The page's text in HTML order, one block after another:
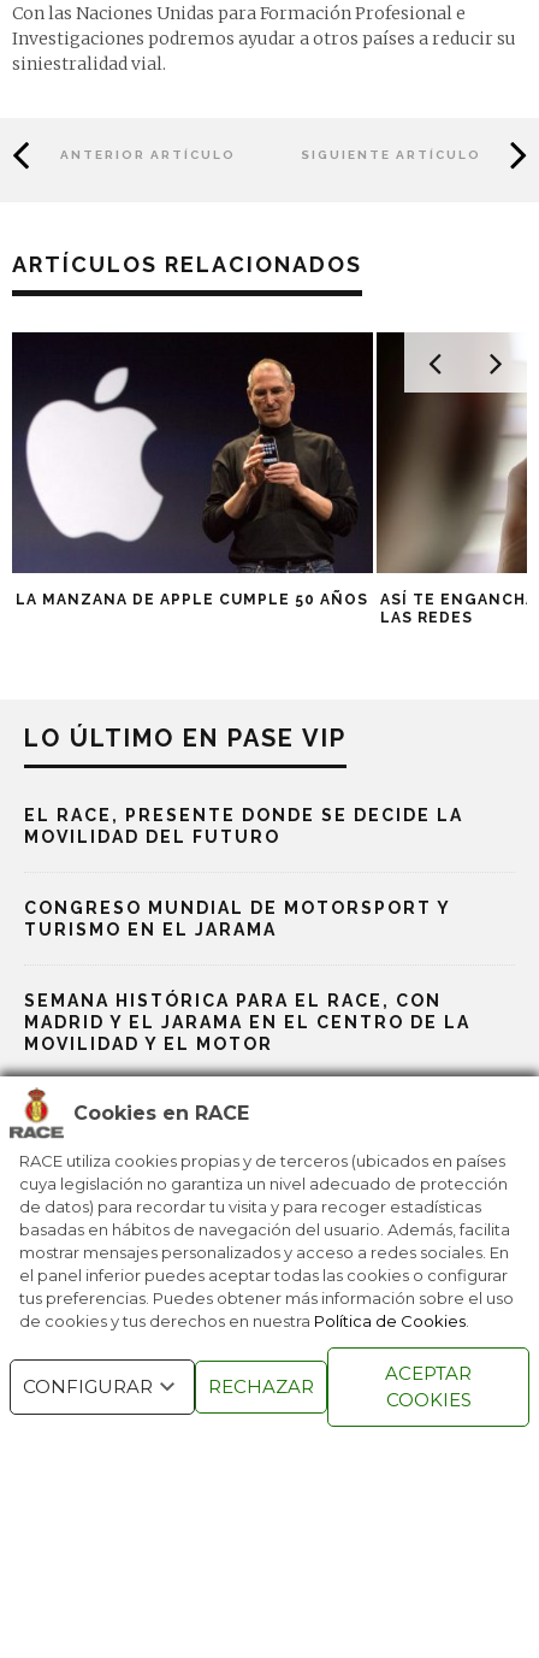
Cookies en RACE
RACE utiliza cookies propias y de terceros (ubicados en países
cuya legislación no garantiza un nivel adecuado de protección
de datos) para recordar tu visita y para recoger estadísticas
basadas en hábitos de navegación del usuario. Además, facilita
mostrar mensajes personalizados y acceso a redes sociales. En
el panel inferior puedes aceptar todas las cookies o configurar
tus preferencias. Puedes obtener más información sobre el uso
de cookies y tus derechos en nuestra Política de Cookies
CONFIGURAR RECHAZAR
ACEPTAR
COOKIES
Con las Naciones Unidas para Formación Profesional e
Investigaciones podremos ayudar a otros países a reducir su
siniestralidad vial.
ANTERIOR ARTÍCULO SIGUIENTE ARTÍCULO
ARTÍCULOS RELACIONADOS
LA MANZANA DE APPLE CUMPLE 50 AÑOS
ASÍ TE
LAS REDES
LO ÚLTIMO EN PASE VIP
EL RACE, PRESENTE DONDE SE DECIDE LA
MOVILIDAD DEL FUTURO
CONGRESO MUNDIAL DE MOTORSPORT Y
TURISMO EN EL JARAMA
SEMANA HISTÓRICA PARA EL RACE, CON
MADRID Y EL JARAMA EN EL CENTRO DE LA
MOVILIDAD Y EL MOTOR
EL CIRCUITO DE MADRID JARAMA-RACE ENTRA
EN LA ÉLITE MUNDIAL DE LA FÓRMULA E
EL CIRCUITO DE MADRID JARAMA–RACE SE
CONECTA A LA FÓRMULA E
TODOS LOS DERECHOS
RESERVADOS